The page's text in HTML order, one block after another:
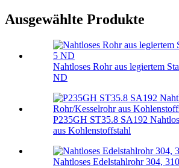
Ausgewählte Produkte
Nahtloses Rohr aus legiertem
ND
P235GH ST35.8 SA192
aus Kohlenstoffstahl
Nahtloses Edelstahlrohr 304,